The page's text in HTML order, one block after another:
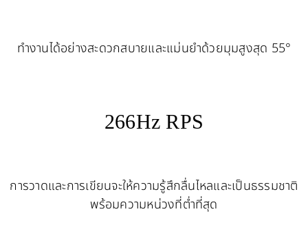
ทำงานได้อย่างสะดวกสบายและแม่นยำด้วยมุมสูงสุด 55°
266Hz RPS
การวาดและการเขียนจะให้ความรู้สึกลื่นไหลและเป็นธรรมชาติ
พร้อมความหน่วงที่ต่ำที่สุด